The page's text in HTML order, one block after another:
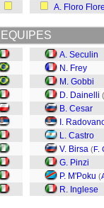
A. Floro
EQUIPES
A. Seculin
N. Frey
M. Gobbi
D. Dainelli (
B. Cesar
I.
L. Castro
V. Birsa (F.
G. Pinzi
P. M'Poku (
R. Inglese